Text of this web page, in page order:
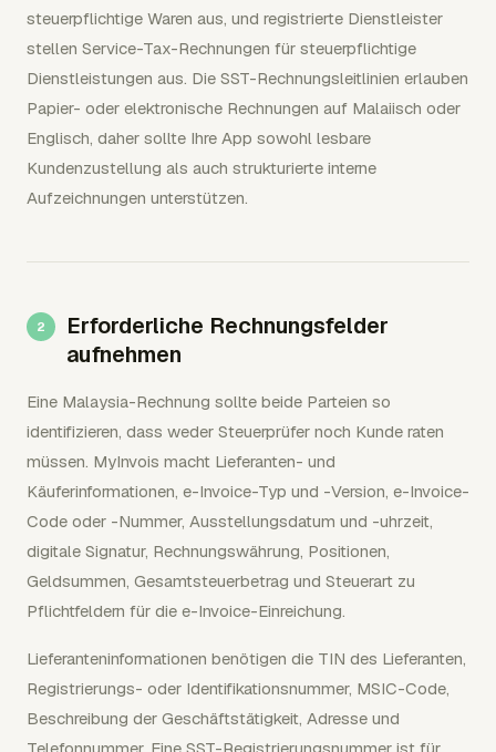
steuerpflichtige Waren aus, und registrierte Dienstleister
stellen Service-Tax-Rechnungen für steuerpflichtige
Dienstleistungen aus. Die SST-Rechnungsleitlinien erlauben
Papier- oder elektronische Rechnungen auf Malaiisch oder
Englisch, daher sollte Ihre App sowohl lesbare
Kundenzustellung als auch strukturierte interne
Aufzeichnungen unterstützen.
Erforderliche Rechnungsfelder
aufnehmen
Eine Malaysia-Rechnung sollte beide Parteien so
identifizieren, dass weder Steuerprüfer noch Kunde raten
müssen. MyInvois macht Lieferanten- und
Käuferinformationen, e-Invoice-Typ und -Version, e-Invoice-
Code oder -Nummer, Ausstellungsdatum und -uhrzeit,
digitale Signatur, Rechnungswährung, Positionen,
Geldsummen, Gesamtsteuerbetrag und Steuerart zu
Pflichtfeldern für die e-Invoice-Einreichung.
Lieferanteninformationen benötigen die TIN des Lieferanten,
Registrierungs- oder Identifikationsnummer, MSIC-Code,
Beschreibung der Geschäftstätigkeit, Adresse und